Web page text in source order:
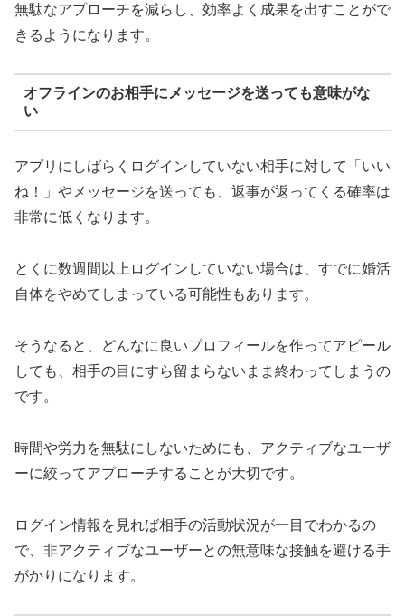
無駄なアプローチを減らし、効率よく成果を出すことがで
きるようになります。
オフラインのお相手にメッセージを送っても意味がな
い
アプリにしばらくログインしていない相手に対して「いい
ね！」やメッセージを送っても、返事が返ってくる確率は
非常に低くなります。
とくに数週間以上ログインしていない場合は、すでに婚活
自体をやめてしまっている可能性もあります。
そうなると、どんなに良いプロフィールを作ってアピール
しても、相手の目にすら留まらないまま終わってしまうの
です。
時間や労力を無駄にしないためにも、アクティブなユーザ
ーに絞ってアプローチすることが大切です。
ログイン情報を見れば相手の活動状況が一目でわかるの
で、非アクティブなユーザーとの無意味な接触を避ける手
がかりになります。